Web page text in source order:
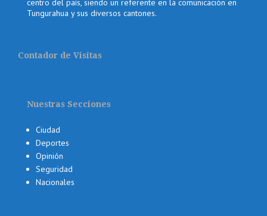
Tungurahua y sus diversos cantones.
Contador de Visitas
Nuestras Secciones
Ciudad
Deportes
Opinión
Seguridad
Nacionales